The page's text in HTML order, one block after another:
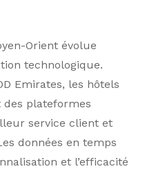
Orient évolue
technologique.
Emirates, les hôtels
des plateformes
service client et
données en temps
et l’efficacité